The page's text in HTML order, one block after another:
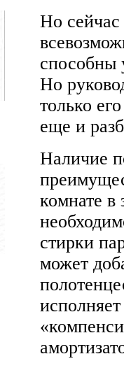
Но
способны
Но
только
еще и
Наличие
комнате в
стирки
может